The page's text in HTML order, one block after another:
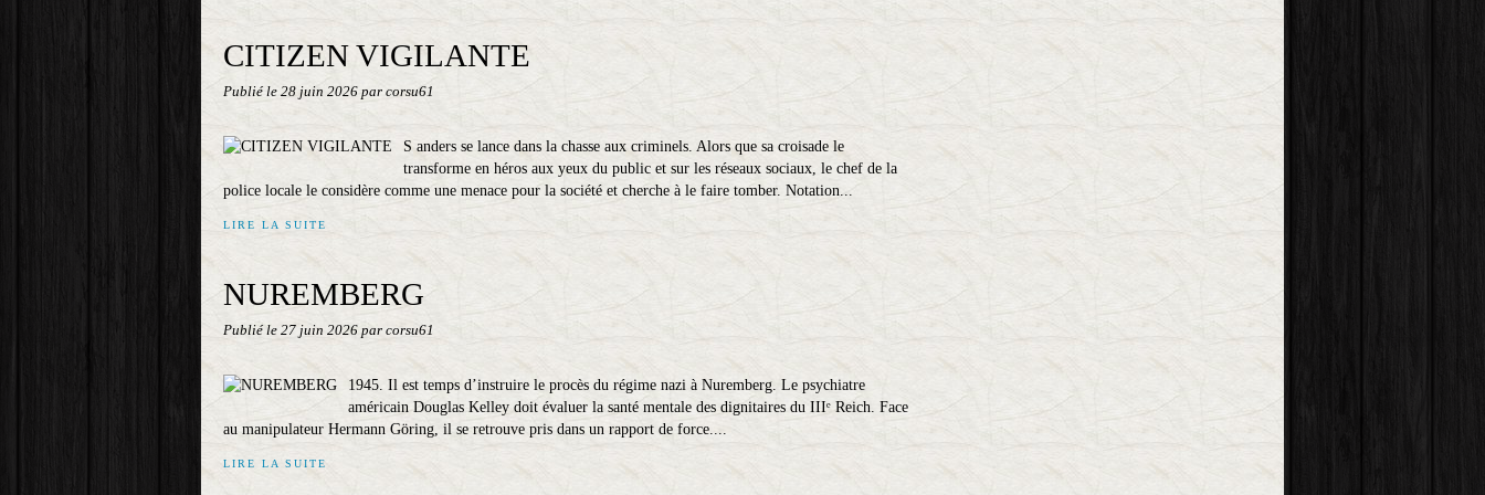
CITIZEN VIGILANTE
Publié le 28 juin 2026 par corsu61
S anders se lance dans la chasse aux criminels. Alors que sa croisade le
transforme en héros aux yeux du public et sur les réseaux sociaux, le chef de la
police locale le considère comme une menace pour la société et cherche à le faire tomber. Notation...
LIRE LA SUITE
NUREMBERG
Publié le 27 juin 2026 par corsu61
1945. Il est temps d’instruire le procès du régime nazi à Nuremberg. Le psychiatre
américain Douglas Kelley doit évaluer la santé mentale des dignitaires du IIIᵉ Reich. Face
au manipulateur Hermann Göring, il se retrouve pris dans un rapport de force....
LIRE LA SUITE